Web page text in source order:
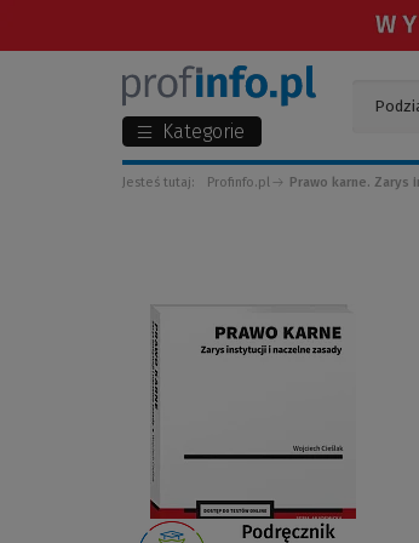
Kategorie
Jesteś tutaj: Profinfo.pl Prawo karne. Zarys